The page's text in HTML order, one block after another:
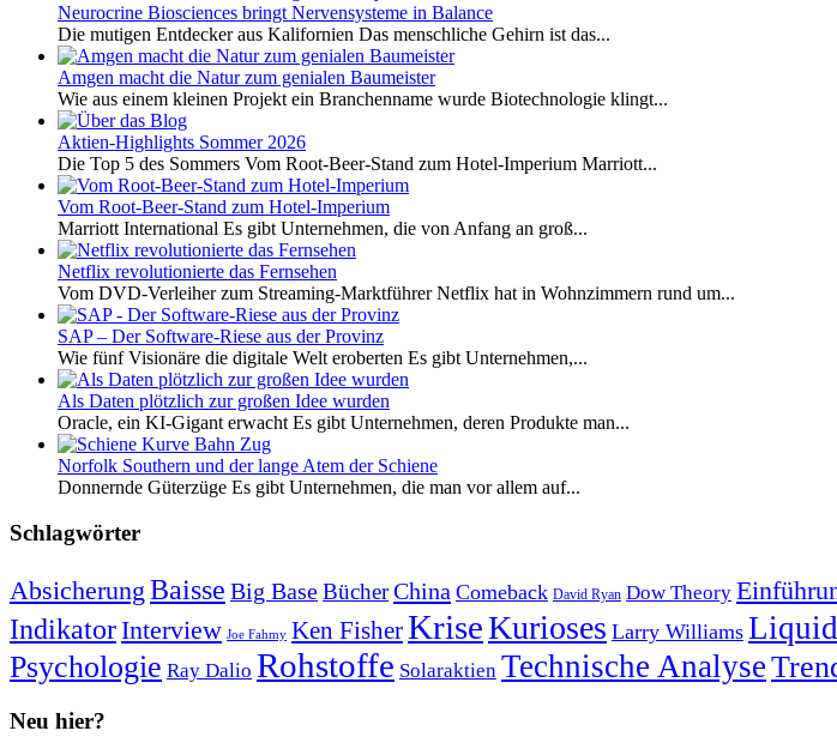
Neurocrine Biosciences bringt Nervensysteme in Balance
Die mutigen Entdecker aus Kalifornien Das menschliche Gehirn ist das...
Amgen macht die Natur zum genialen Baumeister
Wie aus einem kleinen Projekt ein Branchenname wurde Biotechnologie klingt...
Aktien-Highlights Sommer 2026
Die Top 5 des Sommers Vom Root-Beer-Stand zum Hotel-Imperium Marriott...
Vom Root-Beer-Stand zum Hotel-Imperium
Marriott International Es gibt Unternehmen, die von Anfang an groß...
Netflix revolutionierte das Fernsehen
Vom DVD-Verleiher zum Streaming-Marktführer Netflix hat in Wohnzimmern rund um...
SAP – Der Software-Riese aus der Provinz
Wie fünf Visionäre die digitale Welt eroberten Es gibt Unternehmen,...
Als Daten plötzlich zur großen Idee wurden
Oracle, ein KI-Gigant erwacht Es gibt Unternehmen, deren Produkte man...
Norfolk Southern und der lange Atem der Schiene
Donnernde Güterzüge Es gibt Unternehmen, die man vor allem auf...
Schlagwörter
Absicherung Baisse Big BaseBücherChina Comeback David Ryan Dow Theory
IndikatorInterview Joe Fahmy Ken FisherKriseKurioses Larry Williams
Psychologie Ray Dalio Rohstoffe Solaraktien Technische Analyse
Neu hier?